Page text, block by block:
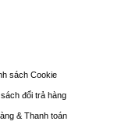
sách Cookie
đổi trả hàng
& Thanh toán